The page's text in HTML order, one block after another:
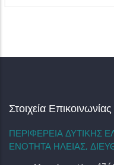
Στοιχεία Επικοινωνίας
ΠΕΡΙΦΕΡΕΙΑ ΔΥΤΙΚΗΣ
ΕΝΟΤΗΤΑ ΗΛΕΙΑΣ,